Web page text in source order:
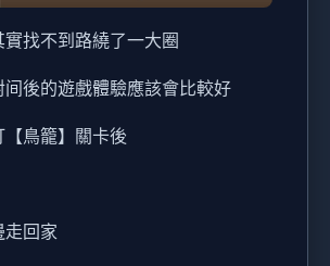
找不到路繞了一大圈
後的遊戲體驗應該會比較好
鳥籠】關卡後
走回家